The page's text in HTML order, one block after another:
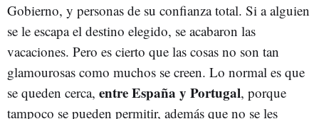
Gobierno, y personas de su confianza total. Si a alguien
se le escapa el destino elegido, se acabaron las
vacaciones. Pero es cierto que las cosas no son tan
glamourosas como muchos se creen. Lo normal es que
se queden cerca, entre España y Portugal, porque
tampoco se pueden permitir, además que no se les